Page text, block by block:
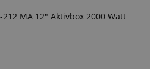
212 MA 12" Aktivbox 2000 Watt